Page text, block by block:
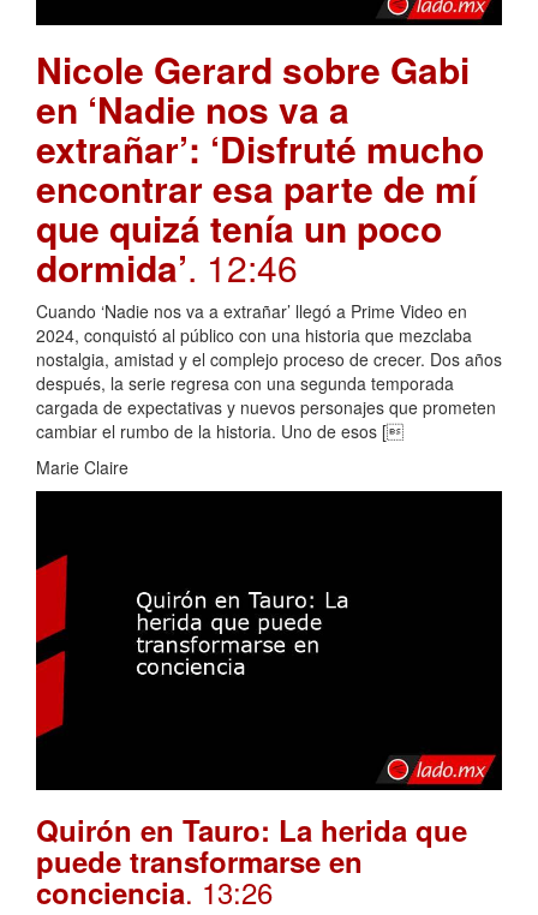
Nicole Gerard sobre Gabi
en ‘Nadie nos va a
extrañar’: ‘Disfruté mucho
encontrar esa parte de mí
que quizá tenía un poco
dormida’. 12:46
Cuando ‘Nadie nos va a extrañar’ llegó a Prime Video en
2024, conquistó al público con una historia que mezclaba
nostalgia, amistad y el complejo proceso de crecer. Dos años
después, la serie regresa con una segunda temporada
cargada de expectativas y nuevos personajes que prometen
cambiar el rumbo de la historia. Uno de esos [
Marie Claire
Quirón en Tauro: La herida que
puede transformarse en
conciencia. 13:26